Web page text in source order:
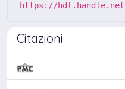
https://hdl.handle.net/
Citazioni